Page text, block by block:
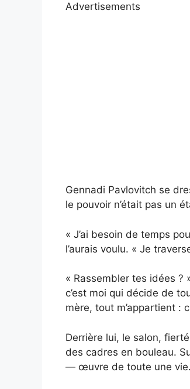
Advertisements
Gennadi Pavlovitch se
le pouvoir n’était pas un
« J’ai besoin de temps
l’aurais voulu. « Je
« Rassembler tes idées ?
c’est moi qui décide de
mère, tout m’appartient :
Derrière lui, le salon,
des cadres en bouleau.
— œuvre de toute une vie.